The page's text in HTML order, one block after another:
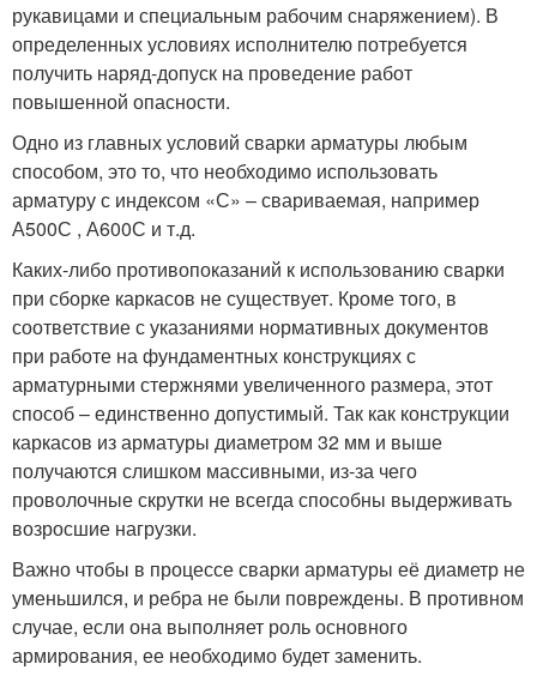
рукавицами и специальным рабочим снаряжением). В
определенных условиях исполнителю потребуется
получить наряд-допуск на проведение работ
повышенной опасности.
Одно из главных условий сварки арматуры любым
способом, это то, что необходимо использовать
арматуру с индексом «С» – свариваемая, например
А500С , А600С и т.д.
Каких-либо противопоказаний к использованию сварки
при сборке каркасов не существует. Кроме того, в
соответствие с указаниями нормативных документов
при работе на фундаментных конструкциях с
арматурными стержнями увеличенного размера, этот
способ – единственно допустимый. Так как конструкции
каркасов из арматуры диаметром 32 мм и выше
получаются слишком массивными, из-за чего
проволочные скрутки не всегда способны выдерживать
возросшие нагрузки.
Важно чтобы в процессе сварки арматуры её диаметр не
уменьшился, и ребра не были повреждены. В противном
случае, если она выполняет роль основного
армирования, ее необходимо будет заменить.